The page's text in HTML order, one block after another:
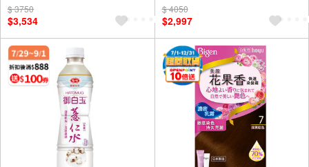
贈$200
$ 3750
$3,534
$ 4050
$2,997